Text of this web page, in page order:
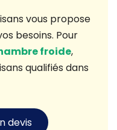
vous propose
besoins. Pour
froide,
qualifiés dans
devis